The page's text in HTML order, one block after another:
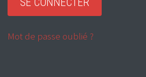
Mot de passe oublié ?